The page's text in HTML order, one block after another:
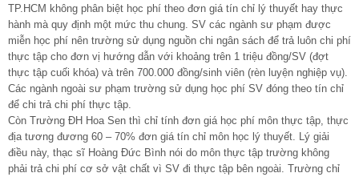
TP.HCM không phân biệt học phí theo đơn giá tín chỉ lý thuyết hay thực
hành mà quy định một mức thu chung. SV các ngành sư phạm được
miễn học phí nên trường sử dụng nguồn chi ngân sách để trả luôn chi phí
thực tập cho đơn vị hướng dẫn với khoảng trên 1 triệu đồng/SV (đợt
thực tập cuối khóa) và trên 700.000 đồng/sinh viên (rèn luyện nghiệp vụ).
Các ngành ngoài sư phạm trường sử dụng học phí SV đóng theo tín chỉ
để chi trả chi phí thực tập.
Còn Trường ĐH Hoa Sen thì chỉ tính đơn giá học phí môn thực tập, thực
địa tương đương 60 – 70% đơn giá tín chỉ môn học lý thuyết. Lý giải
điều này, thạc sĩ Hoàng Đức Bình nói do môn thực tập trường không
phải trả chi phí cơ sở vật chất vì SV đi thực tập bên ngoài. Trường chỉ